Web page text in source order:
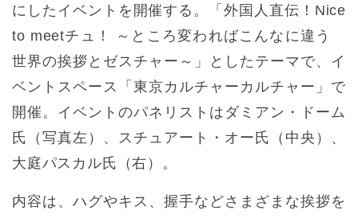
にしたイベントを開催する。「外国人直伝！Nice
to meetチュ！ ～ところ変わればこんなに違う
世界の挨拶とゼスチャー～」としたテーマで、イ
ベントスペース「東京カルチャーカルチャー」で
開催。イベントのパネリストはダミアン・ドーム
氏（写真左）、スチュアート・オー氏（中央）、
大庭パスカル氏（右）。
内容は、ハグやキス、握手などさまざまな挨拶を